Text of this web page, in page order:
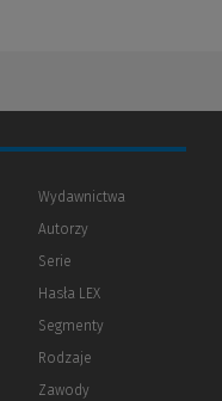
Wydawnictwa
Autorzy
Serie
Hasła LEX
Segmenty
Rodzaje
Zawody